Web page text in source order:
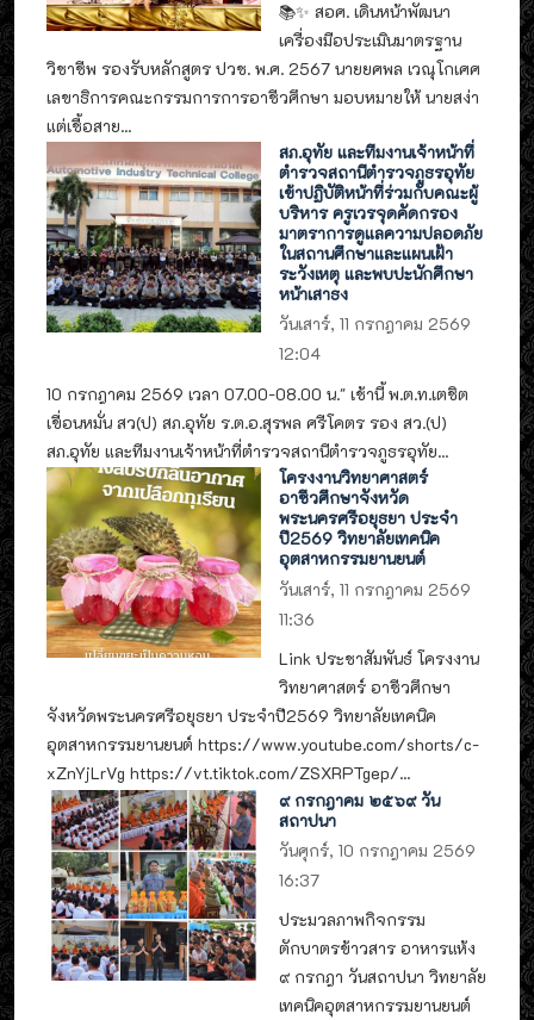
📚✨ สอศ. เดินหน้าพัฒนา
เครื่องมือประเมินมาตรฐาน
วิชาชีพ รองรับหลักสูตร ปวช. พ.ศ. 2567 นายยศพล เวณุโกเศศ
เลขาธิการคณะกรรมการการอาชีวศึกษา มอบหมายให้ นายสง่า
แต่เชื้อสาย...
สภ.อุทัย และทีมงานเจ้าหน้าที่
ตำรวจสถานีตำรวจภูธรอุทัย
เข้าปฏิบัติหน้าที่ร่วมกับคณะผู้
บริหาร ครูเวรจุดคัดกรอง
มาตราการดูแลความปลอดภัย
ในสถานศึกษาและแผนเฝ้า
ระวังเหตุ และพบปะนักศึกษา
หน้าเสาธง
วันเสาร์, 11 กรกฎาคม 2569
12:04
10 กรกฎาคม 2569 เวลา 07.00-08.00 น." เช้านี้ พ.ต.ท.เตชิต
เขื่อนหมั่น สว(ป) สภ.อุทัย ร.ต.อ.สุรพล ศรีโคตร รอง สว.(ป)
สภ.อุทัย และทีมงานเจ้าหน้าที่ตำรวจสถานีตำรวจภูธรอุทัย...
โครงงานวิทยาศาสตร์
อาชีวศึกษาจังหวัด
พระนครศรีอยุธยา ประจำ
ปี2569 วิทยาลัยเทคนิค
อุตสาหกรรมยานยนต์
วันเสาร์, 11 กรกฎาคม 2569
11:36
Link ประชาสัมพันธ์ โครงงาน
วิทยาศาสตร์ อาชีวศึกษา
จังหวัดพระนครศรีอยุธยา ประจำปี2569 วิทยาลัยเทคนิค
อุตสาหกรรมยานยนต์ https://www.youtube.com/shorts/c-
xZnYjLrVg https://vt.tiktok.com/ZSXRPTgep/...
๙ กรกฎาคม ๒๕๖๙ วัน
สถาปนา
วันศุกร์, 10 กรกฎาคม 2569
16:37
ประมวลภาพกิจกรรม
ตักบาตรข้าวสาร อาหารแห้ง
๙ กรกฎา วันสถาปนา วิทยาลัย
เทคนิคอุตสาหกรรมยานยนต์